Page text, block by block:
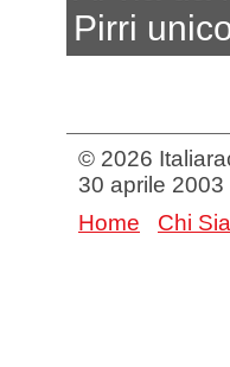
Pirri
© 2026
30 aprile
Home
Chi